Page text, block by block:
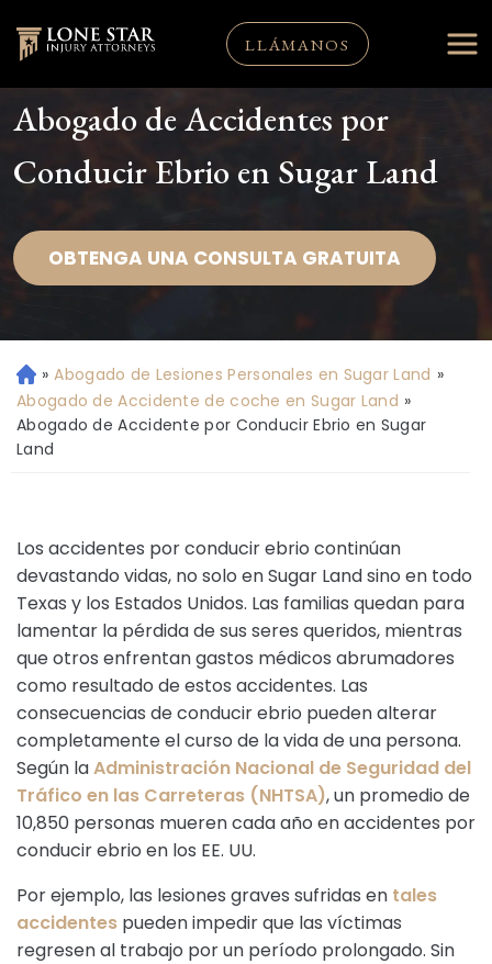
LLÁMANOS
Abogado de Accidentes por
Conducir Ebrio en Sugar Land
OBTENGA UNA CONSULTA GRATUITA
Ini
ci
o
» Abogado de Lesiones Personales en Sugar Land »
Abogado de Accidente de coche en Sugar Land »
Abogado de Accidente por Conducir Ebrio en Sugar
Land
Los accidentes por conducir ebrio continúan
devastando vidas, no solo en Sugar Land sino en todo
Texas y los Estados Unidos. Las familias quedan para
lamentar la pérdida de sus seres queridos, mientras
que otros enfrentan gastos médicos abrumadores
como resultado de estos accidentes. Las
consecuencias de conducir ebrio pueden alterar
completamente el curso de la vida de una persona.
Según laAdministración Nacional de Seguridad del
Tráfico en las Carreteras (NHTSA), un promedio de
10,850 personas mueren cada año en accidentes por
conducir ebrio en los EE. UU.
Por ejemplo, las lesiones graves sufridas en tales
accidentes pueden impedir que las víctimas
regresen al trabajo por un período prolongado. Sin